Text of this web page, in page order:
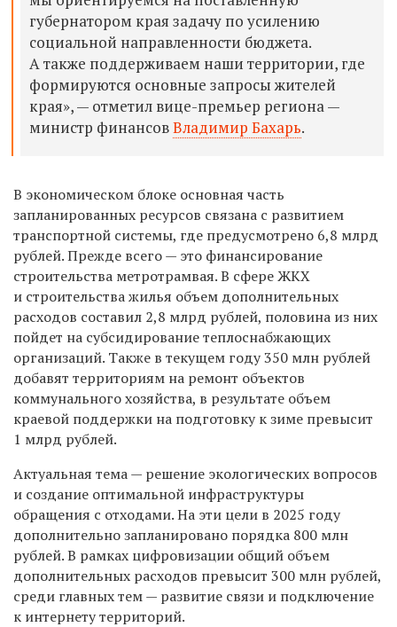
губернатором края задачу по усилению
социальной направленности бюджета.
А также поддерживаем наши территории, где
формируются основные запросы жителей
края», — отметил вице-премьер региона —
министр финансовВладимир Бахарь.
В экономическом блоке основная часть
запланированных ресурсов связана с развитием
транспортной системы, где предусмотрено 6,8 млрд
рублей. Прежде всего — это финансирование
строительства метротрамвая. В сфере ЖКХ
и строительства жилья объем дополнительных
расходов составил 2,8 млрд рублей, половина из них
пойдет на субсидирование теплоснабжающих
организаций. Также в текущем году 350 млн рублей
добавят территориям на ремонт объектов
коммунального хозяйства, в результате объем
краевой поддержки на подготовку к зиме превысит
1 млрд рублей.
Актуальная тема — решение экологических вопросов
и создание оптимальной инфраструктуры
обращения с отходами. На эти цели в 2025 году
дополнительно запланировано порядка 800 млн
рублей. В рамках цифровизации общий объем
дополнительных расходов превысит 300 млн рублей,
среди главных тем — развитие связи и подключение
к интернету территорий.